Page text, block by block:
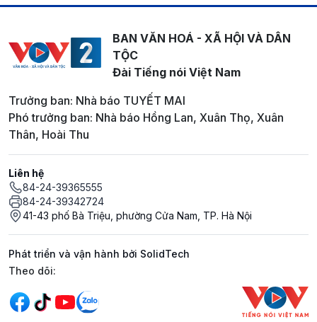
BAN VĂN HOÁ - XÃ HỘI VÀ DÂN
TỘC
Đài Tiếng nói Việt Nam
Trưởng ban: Nhà báo TUYẾT MAI
Phó trưởng ban: Nhà báo Hồng Lan, Xuân Thọ, Xuân
Thân, Hoài Thu
Liên hệ
84-24-39365555
84-24-39342724
41-43 phố Bà Triệu, phường Cửa Nam, TP. Hà Nội
Phát triển và vận hành bởi SolidTech
Mạng xã hội
Theo dõi: